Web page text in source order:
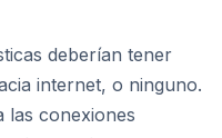
deberían tener
internet, o ninguno.
las conexiones